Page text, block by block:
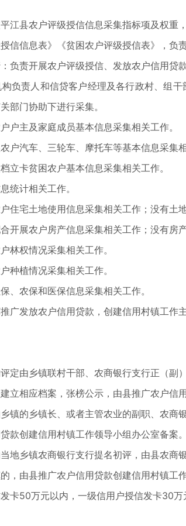
江县农户评级授信信息采集指标项及权重
信信息表》《贫困农户评级授信表》，负
负责开展农户评级授信、发放农户信用贷
负责人和信贷客户经理及各行政村、组
部门协助下进行采集。
户主及家庭成员基本信息采集相关工作。
户汽车、三轮车、摩托车等基本信息采集相
立卡贫困农户基本信息采集相关工作。
统计相关工作。
住宅土地使用信息采集相关工作；没有土
开展农户房产信息采集相关工作；没有房
林权情况采集相关工作。
种植情况采集相关工作。
、农保和医保信息采集相关工作。
广发放农户信用贷款，创建信用村镇工
评定由乡镇联村干部、农商银行支行正（
立相应档案，张榜公示，由县推广农户信
乡镇的乡镇长、或者主管农业的副职、农
款创建信用村镇工作领导小组办公室备案。
当地乡镇农商银行支行提名初评，由县农
，由县推广农户信用贷款创建信用村镇
卡50万元以内，一级信用户授信发卡30